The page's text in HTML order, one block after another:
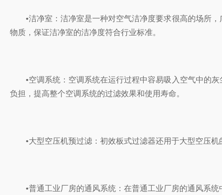
‌•洁净室‌：洁净室是一种对空气洁净度要求很高的场所，
物质，保证洁净室的洁净度符合行业标准‌。
‌•空调系统‌：空调系统在运行过程中容易吸入空气中的灰
负担，提高整个空调系统的过滤效果和使用寿命‌。
‌•大型空压机预过滤‌：初效板式过滤器还用于大型空压机
‌•普通工业厂房的通风系统‌：在普通工业厂房的通风系统